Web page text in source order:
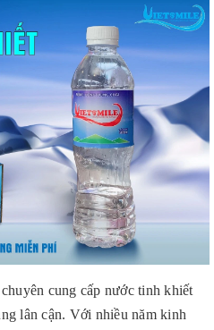
cung cấp nước tinh khiết
lân cận. Với nhiều năm kinh